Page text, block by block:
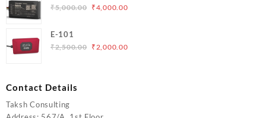
₹6,200.00.₹5,500.00.
₹5,000.00 Original
₹5,000.00.
₹4,000.00Current
E-101
₹2,500.00 Original
₹2,000.00Current
Contact Details
Taksh Consulting